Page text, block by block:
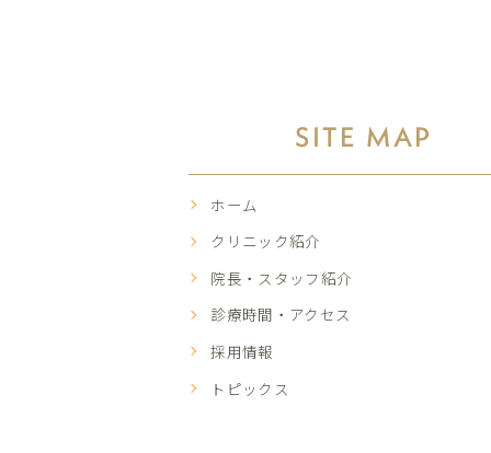
SITE MAP
ホーム
クリニック紹介
院長・スタッフ紹介
診療時間・アクセス
採用情報
トピックス